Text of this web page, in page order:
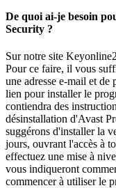
De quoi ai-je besoin
Security ?
Sur notre site
Pour ce faire, il vous
une adresse e-mail et de
lien pour installer le
contiendra des
désinstallation d'Avast
suggérons d'installer la
jours, ouvrant l'accès à
effectuez une mise à
vous indiqueront
commencer à utiliser le